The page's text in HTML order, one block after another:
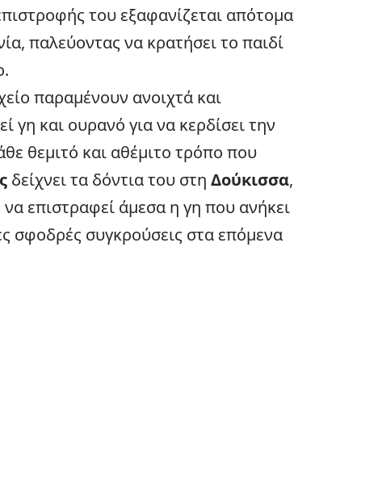
του εξαφανίζεται απότομα
παλεύοντας να κρατήσει το παιδί
παραμένουν ανοιχτά και
γη και ουρανό για να κερδίσει την
θεμιτό και αθέμιτο τρόπο που
δείχνει τα δόντια του στη Δούκισσα,
επιστραφεί άμεσα η γη που ανήκει
σφοδρές συγκρούσεις στα επόμενα